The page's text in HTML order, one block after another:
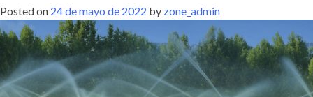
Posted on 24 de mayo de 2022 by zone_admin